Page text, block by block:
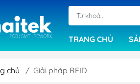
TRANG CHỦ
chủ / Giải pháp RFID